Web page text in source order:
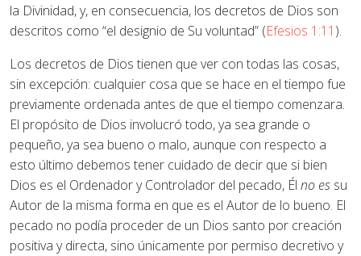
la Divinidad, y, en consecuencia, los decretos de Dios son
descritos como “el designio de Su voluntad” (Efesios 1:11 ).
Los decretos de Dios tienen que ver con todas las cosas,
sin excepción: cualquier cosa que se hace en el tiempo fue
previamente ordenada antes de que el tiempo comenzara.
El propósito de Dios involucró todo, ya sea grande o
pequeño, ya sea bueno o malo, aunque con respecto a
esto último debemos tener cuidado de decir que si bien
Dios es el Ordenador y Controlador del pecado, Él no es su
Autor de la misma forma en que es el Autor de lo bueno. El
pecado no podía proceder de un Dios santo por creación
positiva y directa, sino únicamente por permiso decretivo y